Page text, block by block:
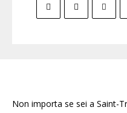
Non importa se sei a Saint-